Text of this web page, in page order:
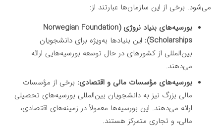
می‌شود. برخی از این سازمان‌ها عبارتند از:
بورسیه‌های بنیاد نروژی (Norwegian Foundation
Scholarships):
این بنیاد‌ها به‌ویژه برای دانشجویان
بین‌المللی از کشورهای در حال توسعه بورسیه‌هایی ارائه
می‌دهند.
بورسیه‌های مؤسسات مالی و اقتصادی: برخی از مؤسسات
مالی بزرگ نیز به دانشجویان بین‌المللی بورسیه‌های تحصیلی
ارائه می‌دهند. این بورسیه‌ها معمولاً در زمینه‌های اقتصادی،
مالی، و تجاری متمرکز هستند.